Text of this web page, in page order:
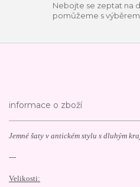
Nebojte se zeptat na
pomůžeme s
informace o zboží
Jemné šaty v antickém stylu s dluhým
---
Velikosti: